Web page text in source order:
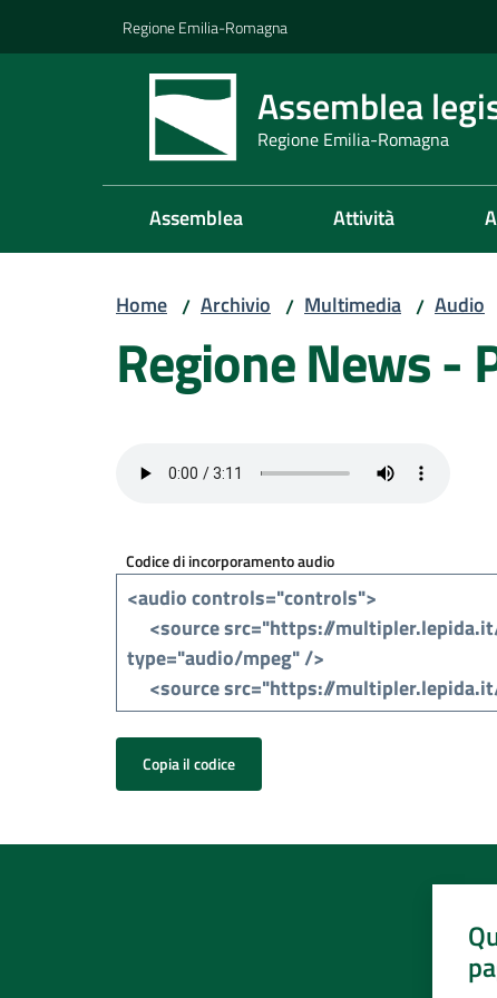
Regione Emilia-Romagna
Assemblea
Regione Emilia-Romagna
Assemblea Attività
Home / Archivio / Multimedia / Audio
Regione News
Codice di incorporamento audio
Copia il codice